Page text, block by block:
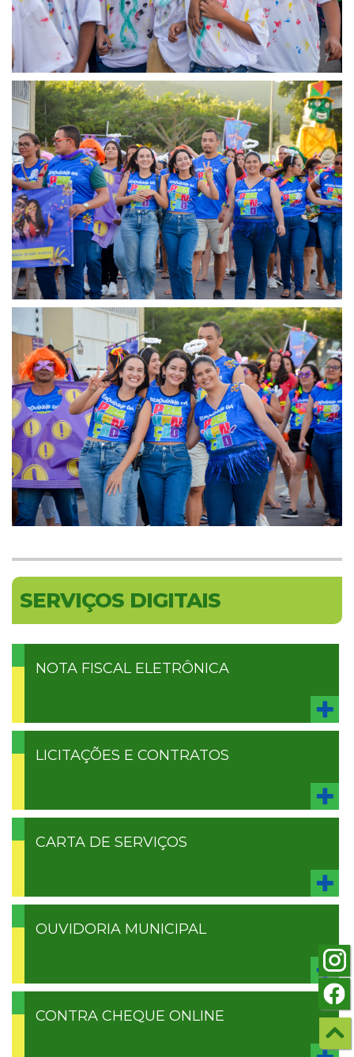
SERVIÇOS DIGITAIS
NOTA FISCAL ELETRÔNICA
LICITAÇÕES E CONTRATOS
CARTA DE SERVIÇOS
OUVIDORIA MUNICIPAL
CONTRA CHEQUE ONLINE